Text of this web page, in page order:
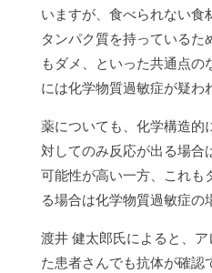
いますが、食べられない食
タンパク質を持っているた
もダメ、といった共通点の
には化学物質過敏症が疑わ
薬についても、化学構造的
対してのみ反応が出る場合
可能性が高い一方、これも
る場合は化学物質過敏症の
渡井 健太郎氏によると、
た患者さんでも抗体が確認